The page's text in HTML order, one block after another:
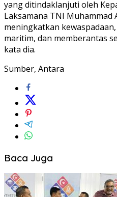
yang ditindaklanjuti oleh
Laksamana TNI Muhammad
meningkatkan
maritim, dan memberantas
kata dia.
Sumber, Antara
Baca Juga